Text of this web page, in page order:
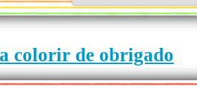
colorir de obrigado